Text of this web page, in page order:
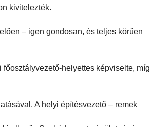
kivitelezték.
– igen gondosan, és teljes körűen
helyettes képviselte, míg
A helyi építésvezető – remek